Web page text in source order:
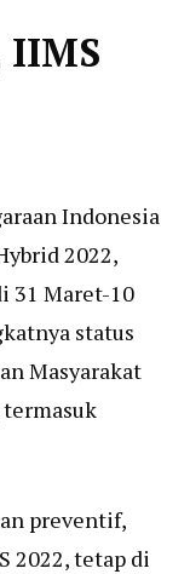
IIMS
Indonesia
2022,
31 Maret-10
status
Masyarakat
preventif,
2022, tetap di